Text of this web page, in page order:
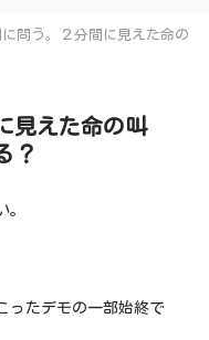
に問う。２分間に見えた命の
見えた命の叫
？
。
ったデモの一部始終で